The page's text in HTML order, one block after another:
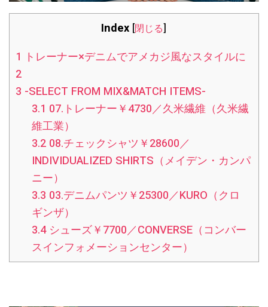
Index [閉じる]
1 トレーナー×デニムでアメカジ風なスタイルに
2
3 -SELECT FROM MIX&MATCH ITEMS-
3.1 07.トレーナー￥4730／久米繊維（久米繊
維工業）
3.2 08.チェックシャツ￥28600／
INDIVIDUALIZED SHIRTS（メイデン・カンパ
ニー）
3.3 03.デニムパンツ￥25300／KURO（クロ
ギンザ）
3.4シューズ￥7700／CONVERSE（コンバー
スインフォメーションセンター）